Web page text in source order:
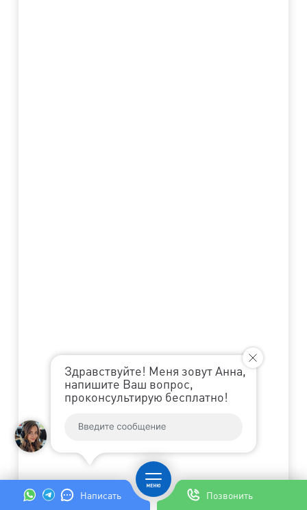
Написать Позвонить
Здравствуйте! Меня зовут Анна,
напишите Ваш вопрос,
проконсультирую бесплатно!